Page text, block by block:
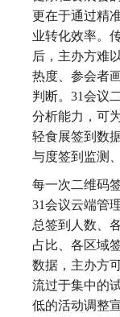
更在于通过精
业转化效率。
后，主办方难
热度、参会者
判断。31会议
分析能力，可
轻食展签到数
与度签到监测
每一次二维码
31会议云端管
总签到人数、
占比、各区域
数据，主办方
流过于集中的
低的活动调整